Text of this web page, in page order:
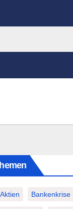
Aktien Bankenkrise